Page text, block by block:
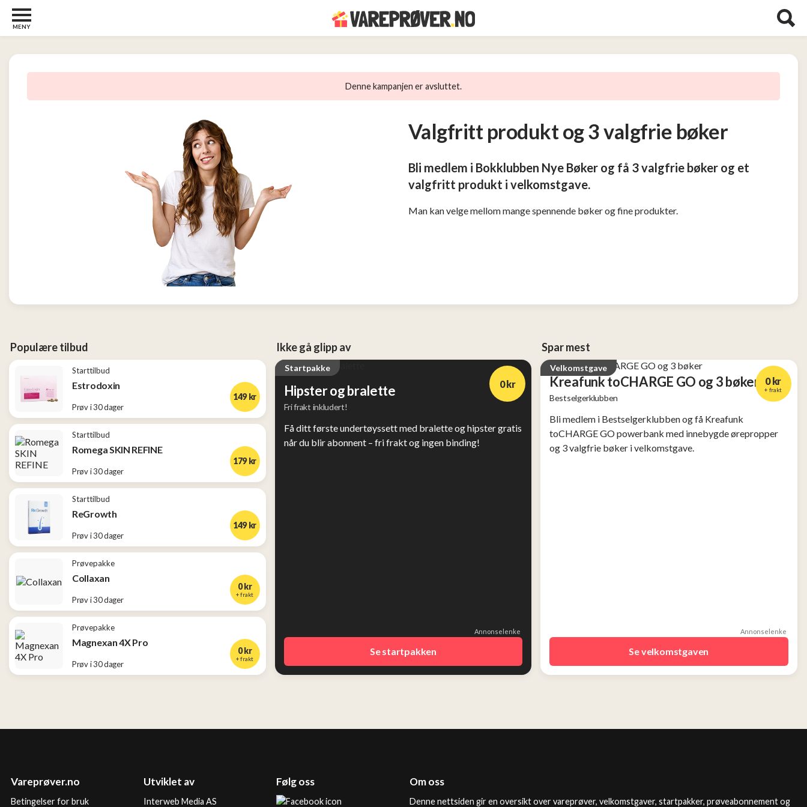
MENY
Denne kampanjen er avsluttet.
Valgfritt produkt og 3 valgfrie bøker
Bli medlem i Bokklubben Nye Bøker og få 3 valgfrie bøker og et
valgfritt produkt i velkomstgave.
Man kan velge mellom mange spennende bøker og fine produkter.
Populære tilbud
Starttilbud
Estrodoxin
Prøv i 30 dager
149 kr
Starttilbud
Romega SKIN REFINE
Prøv i 30 dager
179 kr
Starttilbud
ReGrowth
Prøv i 30 dager
149 kr
Prøvepakke
Collaxan
Prøv i 30 dager
0 kr
+ frakt
Prøvepakke
Magnexan 4X Pro
Prøv i 30 dager
0 kr
+ frakt
Ikke gå glipp av
Startpakke
Hipster og bralette
Fri frakt inkludert!
0 kr
Få ditt første undertøyssett med bralette og hipster gratis
når du blir abonnent – fri frakt og ingen binding!
Annonselenke
Se startpakken
Spar mest
Velkomstgave
Kreafunk toCHARGE GO og 3 bøker
Bestselgerklubben
0 kr
+ frakt
Bli medlem i Bestselgerklubben og få Kreafunk
toCHARGE GO powerbank med innebygde ørepropper
og 3 valgfrie bøker i velkomstgave.
Annonselenke
Se velkomstgaven
22
Barberhøvler
Bøker
13
tilbud
Nye
Vareprøver.no
Betingelser for bruk
Utviklet av
Interweb Media AS
Følg oss Om oss
Denne nettsiden gir en oversikt over vareprøver, velkomstgaver, startpakker, prøveabonnement og